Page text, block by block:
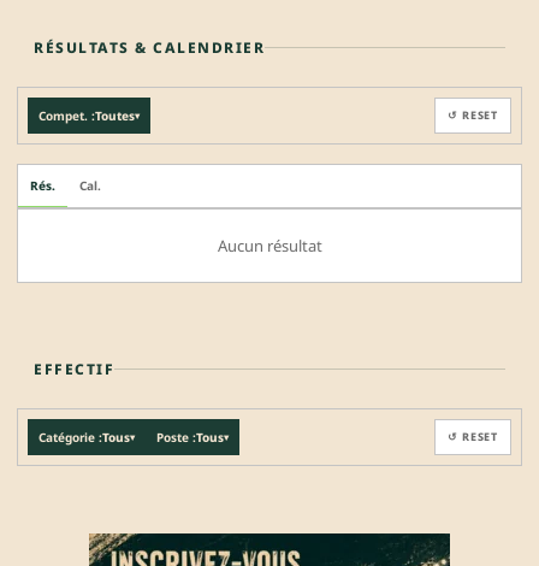
RÉSULTATS & CALENDRIER
Compet. :Toutes▾ ↺ RESET
Rés. Cal.
Aucun résultat
EFFECTIF
Catégorie :Tous▾ Poste :Tous▾ ↺ RESET